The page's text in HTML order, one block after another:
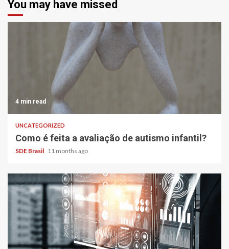
You may have missed
4 min read
UNCATEGORIZED
Como é feita a avaliação de autismo infantil?
SDE Brasil 11 months ago